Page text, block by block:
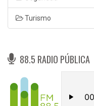
Turismo
88.5 RADIO PÚBLICA